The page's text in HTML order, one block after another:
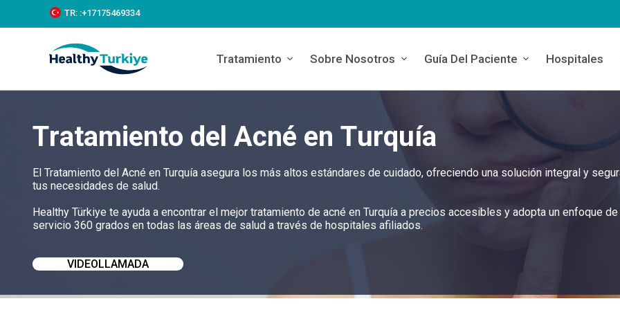
k
c
TR: :+‪17175469334‬
Tratamiento Sobre Nosotros Guía Del Paciente Hospitales
Tratamiento del Acné en Turquía
El Tratamiento del Acné en Turquía asegura los más altos estándares de cuidado, ofreciendo una solución integral y
tus necesidades de salud.
Healthy Türkiye te ayuda a encontrar el mejor tratamiento de acné en Turquía a precios accesibles y adopta un enfoque de
servicio 360 grados en todas las áreas de salud a través de hospitales afiliados.
VIDEOLLAMADA